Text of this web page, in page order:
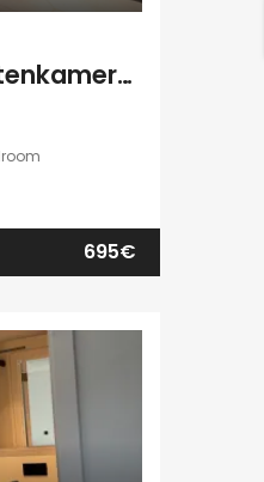
3 nieuwbouw studentenkamers met eigen sanitair
695€